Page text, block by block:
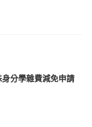
分學雜費減免申請